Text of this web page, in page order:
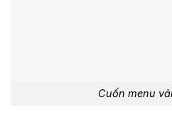
Cuốn menu